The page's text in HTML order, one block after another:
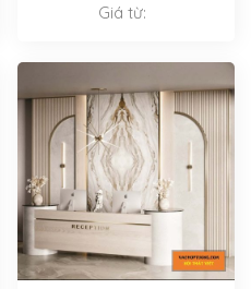
Giá từ: